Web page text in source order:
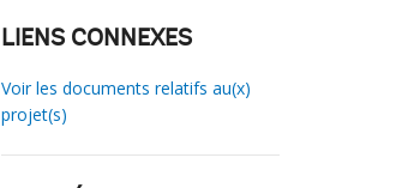
LIENS CONNEXES
Voir les documents relatifs au(x)
projet(s)